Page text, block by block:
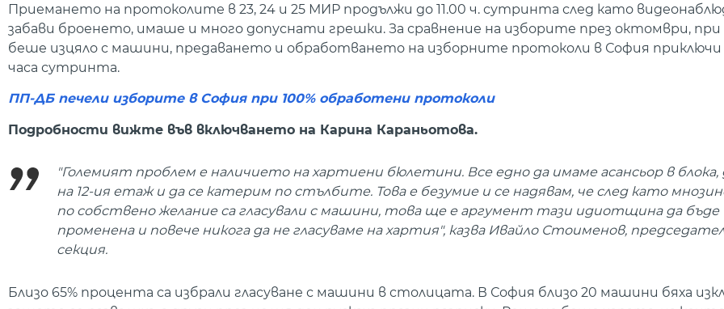
Приемането на протоколите в 23, 24 и 25 МИР продължи до 11.00 ч. сутринта след като
забави броенето, имаше и много допуснати грешки. За сравнение на изборите през октомври,
беше изцяло с машини, предаването и обработването на изборните протоколи в София приключи
часа сутринта.
ПП-ДБ печели изборите в София при 100% обработени протоколи
Подробности вижте във включването на Карина Караньотова.
"Големият проблем е наличието на хартиени бюлетини. Все едно да имаме асансьор в
на 12-ия етаж и да се катерим по стълбите. Това е безумие и се надявам, че след като
по собствено желание са гласували с машини, това ще е аргумент тази идиотщина да бъде
променена и повече никога да не гласуваме на хартия", казва Ивайло Стоименов,
секция.
Близо 65% процента са избрали гласуване с машини в столицата. В София близо 20 машини бяха